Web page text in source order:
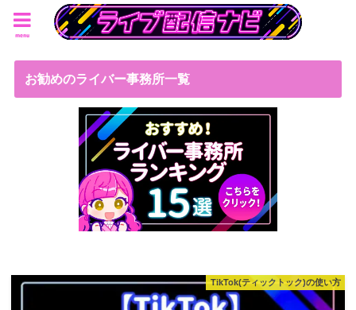
menu
お勧めのライバー事務所一覧
TikTok(ティックトック)の使い方